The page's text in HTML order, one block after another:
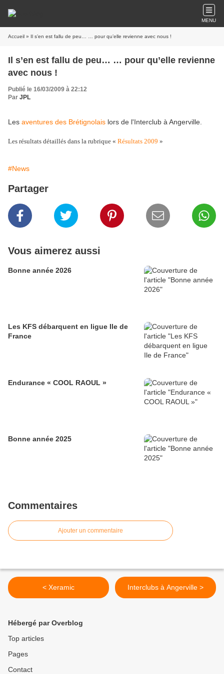
MENU
Accueil » Il s’en est fallu de peu… … pour qu’elle revienne avec nous !
Il s’en est fallu de peu… … pour qu’elle revienne
avec nous !
Publié le 16/03/2009 à 22:12
Par JPL
Les aventures des Brétignolais lors de l'Interclub à Angerville.
Les résultats détaillés dans la rubrique « Résultats 2009 »
#News
Partager
Vous aimerez aussi
Bonne année 2026
Les KFS débarquent en ligue Ile de
France
Endurance « COOL RAOUL »
Bonne année 2025
Commentaires
Ajouter un commentaire
< Xeramic Interclubs à Angerville >
Hébergé par Overblog
Top articles
Pages
Contact